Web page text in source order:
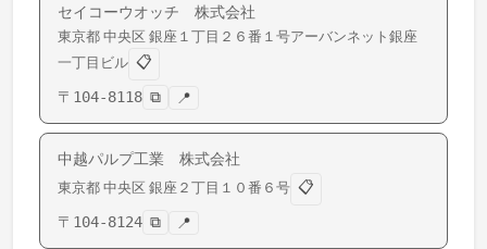
セイコーウオッチ 株式会社
東京都 中央区 銀座 １丁目２６番１号アーバンネット銀座
一丁目ビル 📋
〒 104-8118 ⧉ 📍
中越パルプ工業 株式会社
東京都 中央区 銀座 ２丁目１０番６号 📋
〒 104-8124 ⧉ 📍